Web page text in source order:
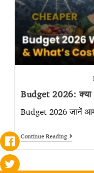
Budget 2026: क्या
Budget 2026 जानें
Continue Reading